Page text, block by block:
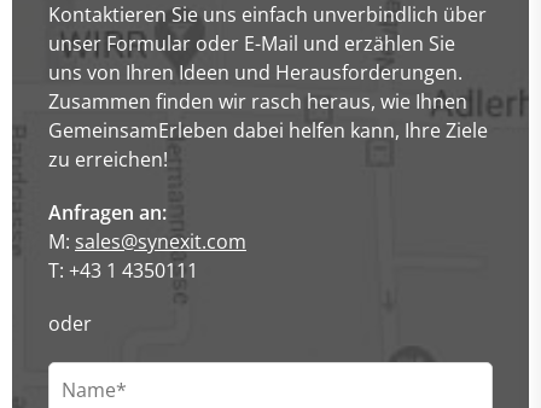
Kontaktieren Sie uns einfach unverbindlich über
unser Formular oder E-Mail und erzählen Sie
uns von Ihren Ideen und Herausforderungen.
Zusammen finden wir rasch heraus, wie Ihnen
GemeinsamErleben dabei helfen kann, Ihre Ziele
zu erreichen!
Anfragen an:
M: sales@synexit.com
T: +43 1 4350111
oder